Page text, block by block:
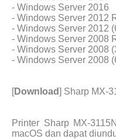
- Windows Server 2016
- Windows Server 2012
- Windows Server 2012
- Windows Server 2008
- Windows Server 2008
- Windows Server 2008
[Download] Sharp MX-
Printer Sharp MX-
macOS dan dapat